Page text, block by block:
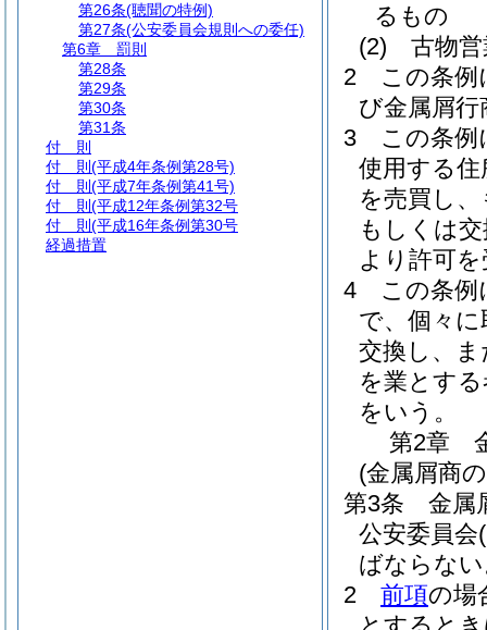
るもの
(2)
古物
2
この条例
び金属屑
3
この条例
使用する
を売買し
もしくは
より許可
4
この条例
で、個々
交換し、
を業とす
をいう。
第2章
(金属屑商
第3条
金属
公安委員会
ばならな
2
前項の場
第26条(聴聞の特例)
第27条(公安委員会規則への委任)
第6章
罰則
第28条
第29条
第30条
第31条
付 則
付 則 (平成4年条例第28号)
付 則 (平成7年条例第41号)
付 則 (平成12年条例第32号
付 則 (平成16年条例第30号
経過措置